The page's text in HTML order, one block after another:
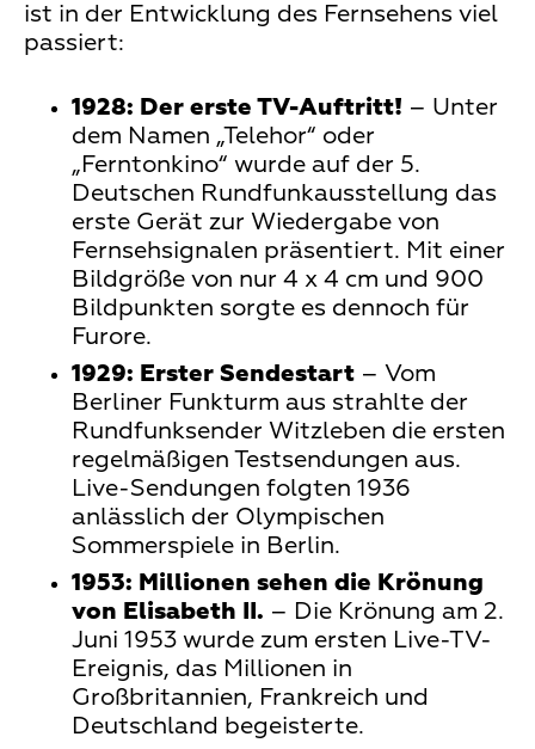
ist in der Entwicklung des Fernsehens viel
passiert:
1928: Der erste TV-Auftritt! – Unter
dem Namen „Telehor“ oder
„Ferntonkino“ wurde auf der 5.
Deutschen Rundfunkausstellung das
erste Gerät zur Wiedergabe von
Fernsehsignalen präsentiert. Mit einer
Bildgröße von nur 4 x 4 cm und 900
Bildpunkten sorgte es dennoch für
Furore.
1929: Erster Sendestart – Vom
Berliner Funkturm aus strahlte der
Rundfunksender Witzleben die ersten
regelmäßigen Testsendungen aus.
Live-Sendungen folgten 1936
anlässlich der Olympischen
Sommerspiele in Berlin.
1953: Millionen sehen die Krönung
von Elisabeth II. – Die Krönung am 2.
Juni 1953 wurde zum ersten Live-TV-
Ereignis, das Millionen in
Großbritannien, Frankreich und
Deutschland begeisterte.